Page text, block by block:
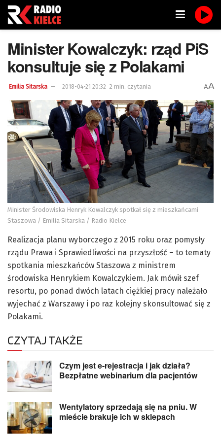
Minister Kowalczyk: rząd PiS
konsultuje się z Polakami
Emilia Sitarska 2018-04-21 20:32 2 min. czytania AA
Minister Środowiska Henryk Kowalczyk spotkał się z mieszkańcami
Staszowa / Emilia Sitarska / Radio Kielce
Realizacja planu wyborczego z 2015 roku oraz pomysły
rządu Prawa i Sprawiedliwości na przyszłość – to tematy
spotkania mieszkańców Staszowa z ministrem
środowiska Henrykiem Kowalczykiem. Jak mówił szef
resortu, po ponad dwóch latach ciężkiej pracy należało
wyjechać z Warszawy i po raz kolejny skonsultować się z
Polakami.
CZYTAJ TAKŻE
Czym jest e-rejestracja i jak działa?
Bezpłatne webinarium dla pacjentów
Wentylatory sprzedają się na pniu. W
mieście brakuje ich w sklepach